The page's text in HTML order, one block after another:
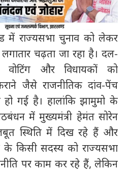
में राज्यसभा चुनाव को लेकर
लगातार चढ़ता जा रहा है। दल-
वोटिंग और विधायकों को
जैसे राजनीतिक दांव-पेंच
हो गई है। हालांकि झामुमो के
में मुख्यमंत्री हेमंत सोरेन
स्थिति में दिख रहे हैं और
के किसी सदस्य को राज्यसभा
पर काम कर रहे हैं, लेकिन